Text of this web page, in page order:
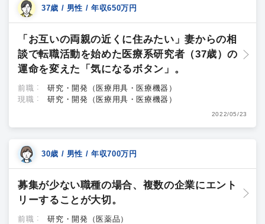
37歳 / 男性 / 年収650万円
「お互いの両親の近くに住みたい」妻からの相
談で転職活動を始めた医療系研究者（37歳）の
運命を変えた「気になるボタン」。
前職
研究・開発（医療用具・医療機器）
現職
研究・開発（医療用具・医療機器）
2022/05/23
30歳 / 男性 / 年収700万円
募集が少ない職種の場合、複数の企業にエント
リーすることが大切。
前職
研究・開発（医薬品）